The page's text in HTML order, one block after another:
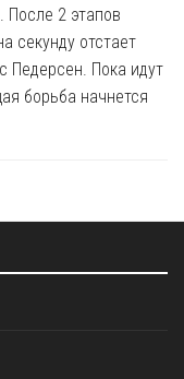
После 2 этапов
секунду отстает
Педерсен. Пока идут
борьба начнется